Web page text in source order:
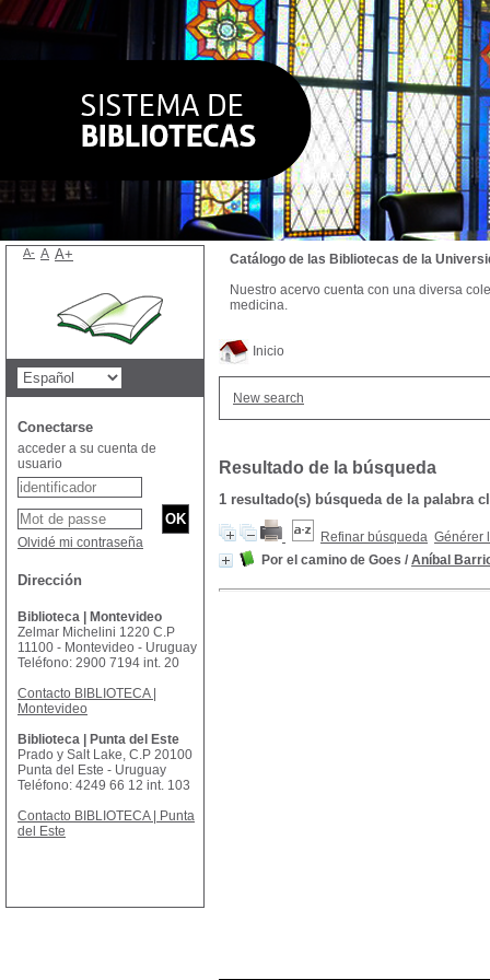
Inicio
New search
Resultado de la búsqueda
1 resultado(s) búsqueda de la palabra
Refinar búsqueda Générer
Por el camino de Goes / Aníbal
Catálogo de las Bibliotecas de la
Nuestro acervo cuenta con una diversa
medicina.
A- A A+
Conectarse
acceder a su cuenta de
usuario
Olvidé mi contraseña
Dirección
Biblioteca | Montevideo
Zelmar Michelini 1220 C.P
11100 - Montevideo - Uruguay
Teléfono: 2900 7194 int. 20
Contacto BIBLIOTECA |
Montevideo
Biblioteca | Punta del Este
Prado y Salt Lake, C.P 20100
Punta del Este - Uruguay
Teléfono: 4249 66 12 int. 103
Contacto BIBLIOTECA | Punta
del Este